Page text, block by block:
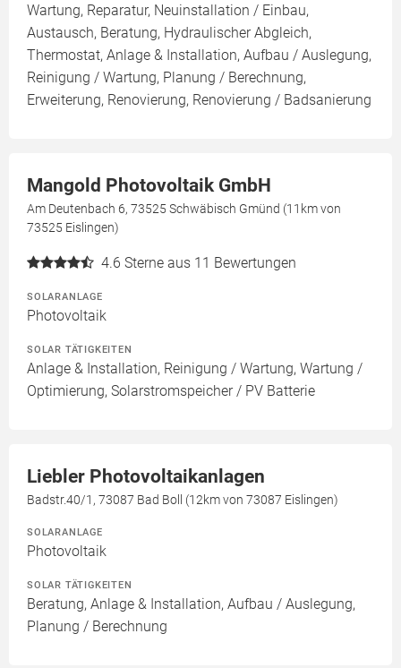
Wartung, Reparatur, Neuinstallation / Einbau,
Austausch, Beratung, Hydraulischer Abgleich,
Thermostat, Anlage & Installation, Aufbau / Auslegung,
Reinigung / Wartung, Planung / Berechnung,
Erweiterung, Renovierung, Renovierung / Badsanierung
Mangold Photovoltaik GmbH
Am Deutenbach 6, 73525 Schwäbisch Gmünd (11km von
73525 Eislingen)
4.6 Sterne aus 11 Bewertungen
SOLARANLAGE
Photovoltaik
SOLAR TÄTIGKEITEN
Anlage & Installation, Reinigung / Wartung, Wartung /
Optimierung, Solarstromspeicher / PV Batterie
Liebler Photovoltaikanlagen
Badstr.40/1, 73087 Bad Boll (12km von 73087 Eislingen)
SOLARANLAGE
Photovoltaik
SOLAR TÄTIGKEITEN
Beratung, Anlage & Installation, Aufbau / Auslegung,
Planung / Berechnung